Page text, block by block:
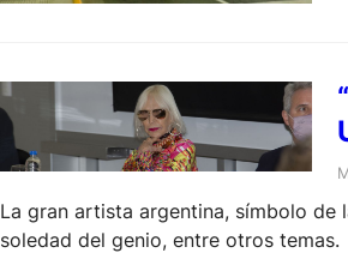
La gran artista argentina, símbolo de
soledad del genio, entre otros temas.